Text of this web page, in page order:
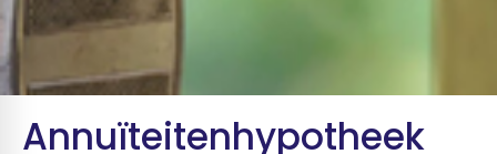
Annuïteitenhypotheek